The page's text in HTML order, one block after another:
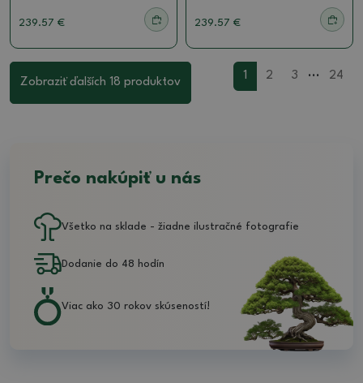
239.57 € 239.57 €
Zobraziť ďalších 18 produktov
1 2 3 ... 24
Prečo nakúpiť u nás
Všetko na sklade - žiadne ilustračné fotografie
Dodanie do 48 hodín
Viac ako 30 rokov skúseností!